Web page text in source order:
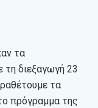
τα
διεξαγωγή 23
τα
πρόγραμμα της